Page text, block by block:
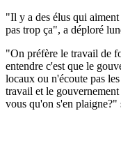
"Il y a des élus qui
pas trop ça", a déploré
"On préfère le travail de
entendre c'est que le
locaux ou n'écoute pas
travail et le
vous qu'on s'en plaigne?"